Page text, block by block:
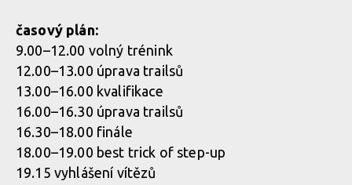
časový plán:
9.00–12.00 volný trénink
12.00–13.00 úprava trailsů
13.00–16.00 kvalifikace
16.00–16.30 úprava trailsů
16.30–18.00 finále
18.00–19.00 best trick of step-up
19.15 vyhláše­ní vítězů